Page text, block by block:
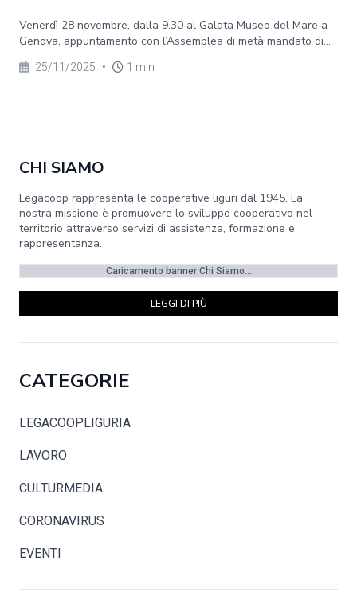
Venerdì 28 novembre, dalla 9.30 al Galata Museo del Mare a
Genova, appuntamento con l’Assemblea di metà mandato di...
25/11/2025 • 1 min
CHI SIAMO
Legacoop rappresenta le cooperative liguri dal 1945. La
nostra missione è promuovere lo sviluppo cooperativo nel
territorio attraverso servizi di assistenza, formazione e
rappresentanza.
Caricamento banner Chi Siamo...
LEGGI DI PIÙ
CATEGORIE
LEGACOOPLIGURIA
LAVORO
CULTURMEDIA
CORONAVIRUS
EVENTI